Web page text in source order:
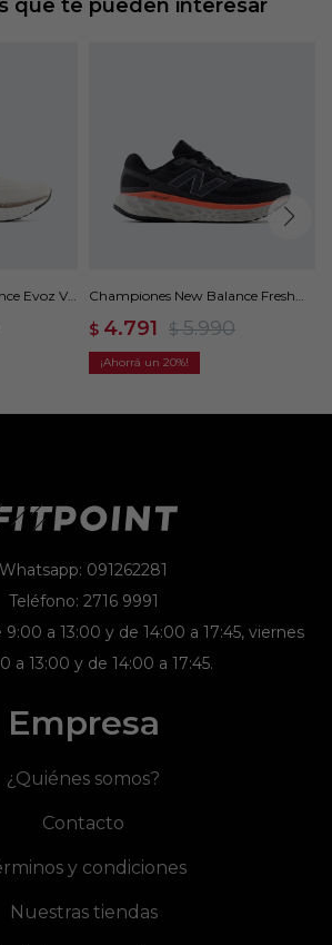
que te pueden interesar
Evoz V4
Championes New Balance Fresh
$ 4.791 $ 5.990
20
Whatsapp: 091262281
Teléfono: 2716 9991
a 13:00 y de 14:00 a 17:45, viernes
a 13:00 y de 14:00 a 17:45.
Empresa
¿Quiénes somos?
Contacto
y condiciones
Nuestras tiendas